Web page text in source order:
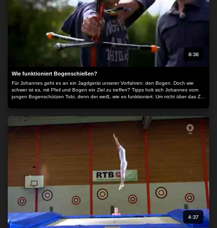
6:36
Wie funktioniert Bogenschießen?
Für Johannes geht es an ein Jagdgerät unserer Vorfahren: den Bogen. Doch wie
schwer ist es, mit Pfeil und Bogen ein Ziel zu treffen? Tipps holt sich Johannes vom
jungen Bogenschützen Tobi, denn der weiß, wie es funktioniert. Um nicht über das Ziel
notwendig. Zuerst wird mit einem Gummiband trainiert. Dann darf Johannes selbst den
Bogen spannen…
4:37